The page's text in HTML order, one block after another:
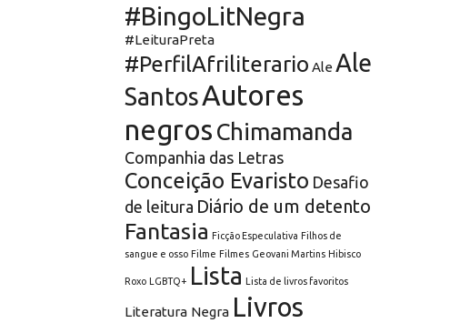
#BingoLitNegra
#LeituraPreta
#PerfilAfriliterario Ale Ale
SantosAutores
negros Chimamanda
Companhia das Letras
Conceição Evaristo Desafio
de leitura Diário de um detento
Fantasia Ficção Especulativa Filhos de
sangue e osso Filme Filmes Geovani Martins Hibisco
Roxo LGBTQ+ Lista Lista de livros favoritos
Literatura Negra Livros